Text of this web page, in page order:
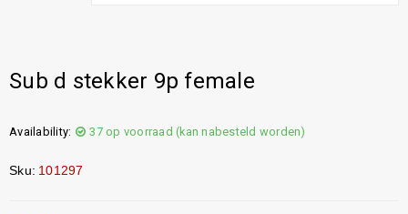
Sub d stekker 9p female
Availability: 37 op voorraad (kan nabesteld worden)
Sku: 101297